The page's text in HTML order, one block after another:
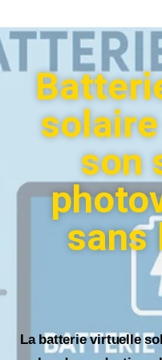
son
sans
La batterie virtuelle